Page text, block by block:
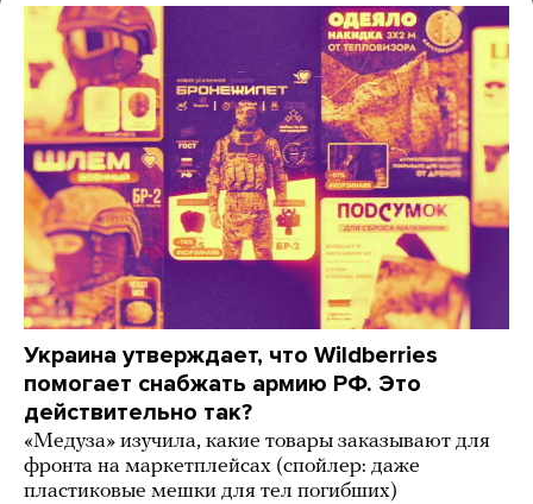
Украина утверждает, что Wildberries
помогает снабжать армию РФ. Это
действительно так?
«Медуза» изучила, какие товары заказывают для
фронта на маркетплейсах (спойлер: даже
пластиковые мешки для тел погибших)